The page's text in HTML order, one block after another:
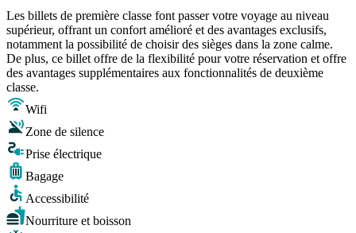
Les billets de première classe font passer votre voyage au niveau
supérieur, offrant un confort amélioré et des avantages exclusifs,
notamment la possibilité de choisir des sièges dans la zone calme.
De plus, ce billet offre de la flexibilité pour votre réservation et offre
des avantages supplémentaires aux fonctionnalités de deuxième
classe.
Wifi
Zone de silence
Prise électrique
Bagage
Accessibilité
Nourriture et boisson